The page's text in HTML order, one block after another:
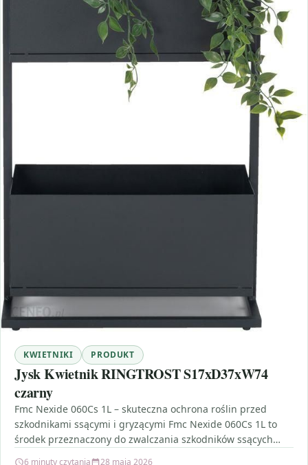
KWIETNIKI PRODUKT
Jysk Kwietnik RINGTROST S17xD37xW74
czarny
Fmc Nexide 060Cs 1L – skuteczna ochrona roślin przed
szkodnikami ssącymi i gryzącymi Fmc Nexide 060Cs 1L to
środek przeznaczony do zwalczania szkodników ssących…
6 minuty czytania 28 maja 2026